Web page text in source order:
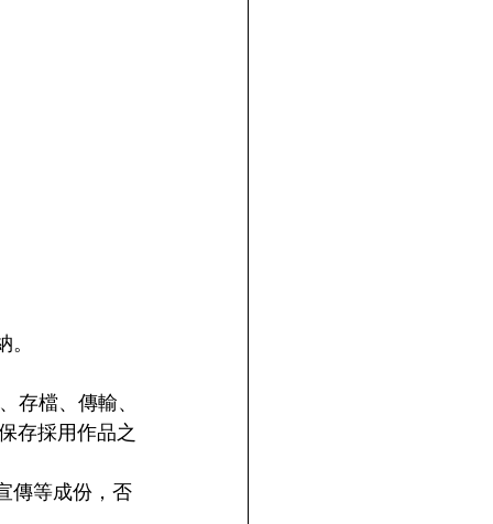
存檔、傳輸、
存採用作品之
傳等成份，否